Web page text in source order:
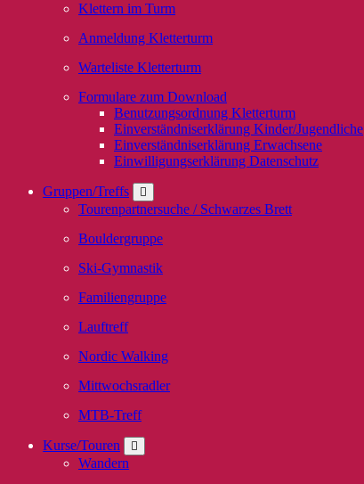
Klettern im Turm
Anmeldung Kletterturm
Warteliste Kletterturm
Formulare zum Download
Benutzungsordnung Kletterturm
Einverständniserklärung Kinder/Jugendliche
Einverständniserklärung Erwachsene
Einwilligungserklärung Datenschutz
Gruppen/Treffs
Tourenpartnersuche / Schwarzes Brett
Bouldergruppe
Ski-Gymnastik
Familiengruppe
Lauftreff
Nordic Walking
Mittwochsradler
MTB-Treff
Kurse/Touren
Wandern